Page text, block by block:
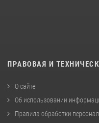
ПРАВОВАЯ И
О сайте
Об использовании
Правила обработки